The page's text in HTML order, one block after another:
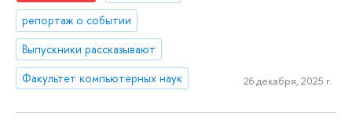
репортаж о событии
Выпускники рассказывают
Факультет компьютерных наук
26 декабря, 2025 г.